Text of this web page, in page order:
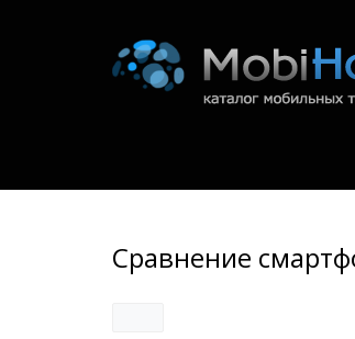
Сравнение